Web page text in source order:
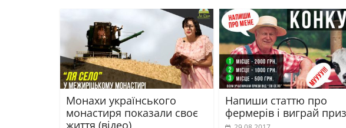
Монахи українського
монастиря показали своє
Напиши статтю про
фермерів і виграй